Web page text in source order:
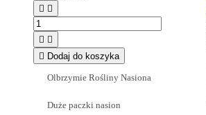
 
 
 Dodaj do koszyka
Olbrzymie Rośliny Nasiona
Duże paczki nasion